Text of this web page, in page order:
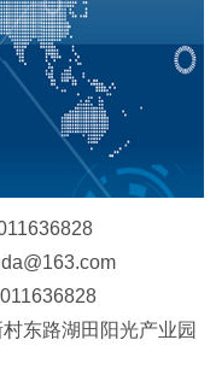
东路湖田阳光产业园